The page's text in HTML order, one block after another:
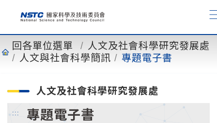
容 回各單位選單
人文及社會科學研究發展處
人文與社會科學簡訊
專題電子書
人文及社會科學研究發展處
::: 專題電子書